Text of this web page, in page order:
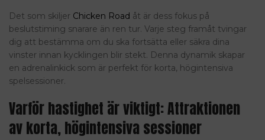
Det som skiljer Chicken Road åt är dess fokus på
beslutstiming snarare än ren tur. Varje steg framåt tvingar
dig att bestämma om du ska fortsätta eller säkra dina
vinster innan kycklingen blir stekt. Denna dynamik skapar
en adrenalinkick som är perfekt för korta, högintensiva
spelsessioner.
Varför hastighet är viktigt: Attraktionen
av korta, högintensiva sessioner